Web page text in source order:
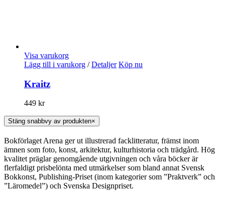
Visa varukorg
Lägg till i varukorg / Detaljer Köp nu
Kraitz
449 kr
Stäng snabbvy av produkten×
Bokförlaget Arena ger ut illustrerad facklitteratur, främst inom
ämnen som foto, konst, arkitektur, kulturhistoria och trädgård. Hög
kvalitet präglar genomgående utgivningen och våra böcker är
flerfaldigt prisbelönta med utmärkelser som bland annat Svensk
Bokkonst, Publishing-Priset (inom kategorier som ”Praktverk” och
”Läromedel”) och Svenska Designpriset.